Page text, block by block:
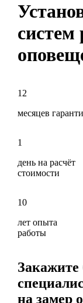
систем
12
месяцев
1
день на расчёт
стоимости
10
лет опыта
работы
Закажите
на замер